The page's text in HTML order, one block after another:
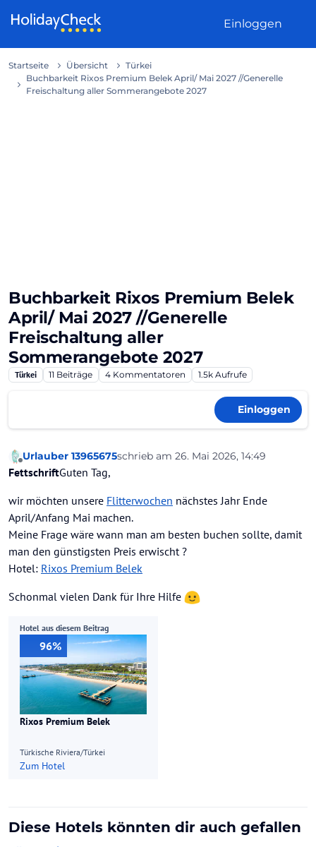
Einloggen
Startseite Übersicht
Türkei
Buchbarkeit Rixos Premium Belek April/ Mai 2027 //Generelle
Freischaltung aller Sommerangebote 2027
Buchbarkeit Rixos Premium Belek
April/ Mai 2027 //Generelle
Freischaltung aller
Sommerangebote 2027
Türkei 11 Beiträge 4 Kommentatoren 1.5k Aufrufe
Einloggen
Offline
Urlauber 13965675schrieb am 26. Mai 2026, 14:49
zuletzt editiert von Günter/
FettschriftGuten Tag,
wir möchten unsere Flitterwochen nächstes Jahr Ende
April/Anfang Mai machen.
Meine Frage wäre wann man am besten buchen sollte, damit
man den günstigsten Preis erwischt ?
Hotel: Rixos Premium Belek
Schonmal vielen Dank für Ihre Hilfe
Hotel aus diesem Beitrag
96%
Rixos Premium Belek
Türkische Riviera/Türkei
Zum Hotel